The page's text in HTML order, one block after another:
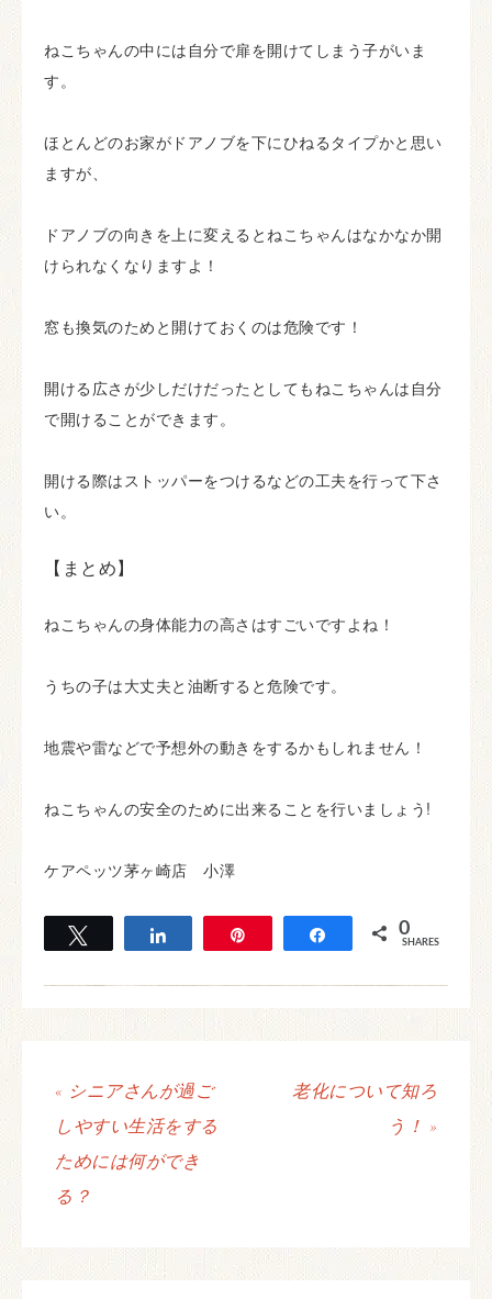
ねこちゃんの中には自分で扉を開けてしまう子がいま
す。
ほとんどのお家がドアノブを下にひねるタイプかと思い
ますが、
ドアノブの向きを上に変えるとねこちゃんはなかなか開
けられなくなりますよ！
窓も換気のためと開けておくのは危険です！
開ける広さが少しだけだったとしてもねこちゃんは自分
で開けることができます。
開ける際はストッパーをつけるなどの工夫を行って下さ
い。
【まとめ】
ねこちゃんの身体能力の高さはすごいですよね！
うちの子は大丈夫と油断すると危険です。
地震や雷などで予想外の動きをするかもしれません！
ねこちゃんの安全のために出来ることを行いましょう!
ケアペッツ茅ヶ崎店 小澤
Share 0
SHARES
« シニアさんが過ご
しやすい生活をする
ためには何ができ
る？
老化について知ろ
う！ »